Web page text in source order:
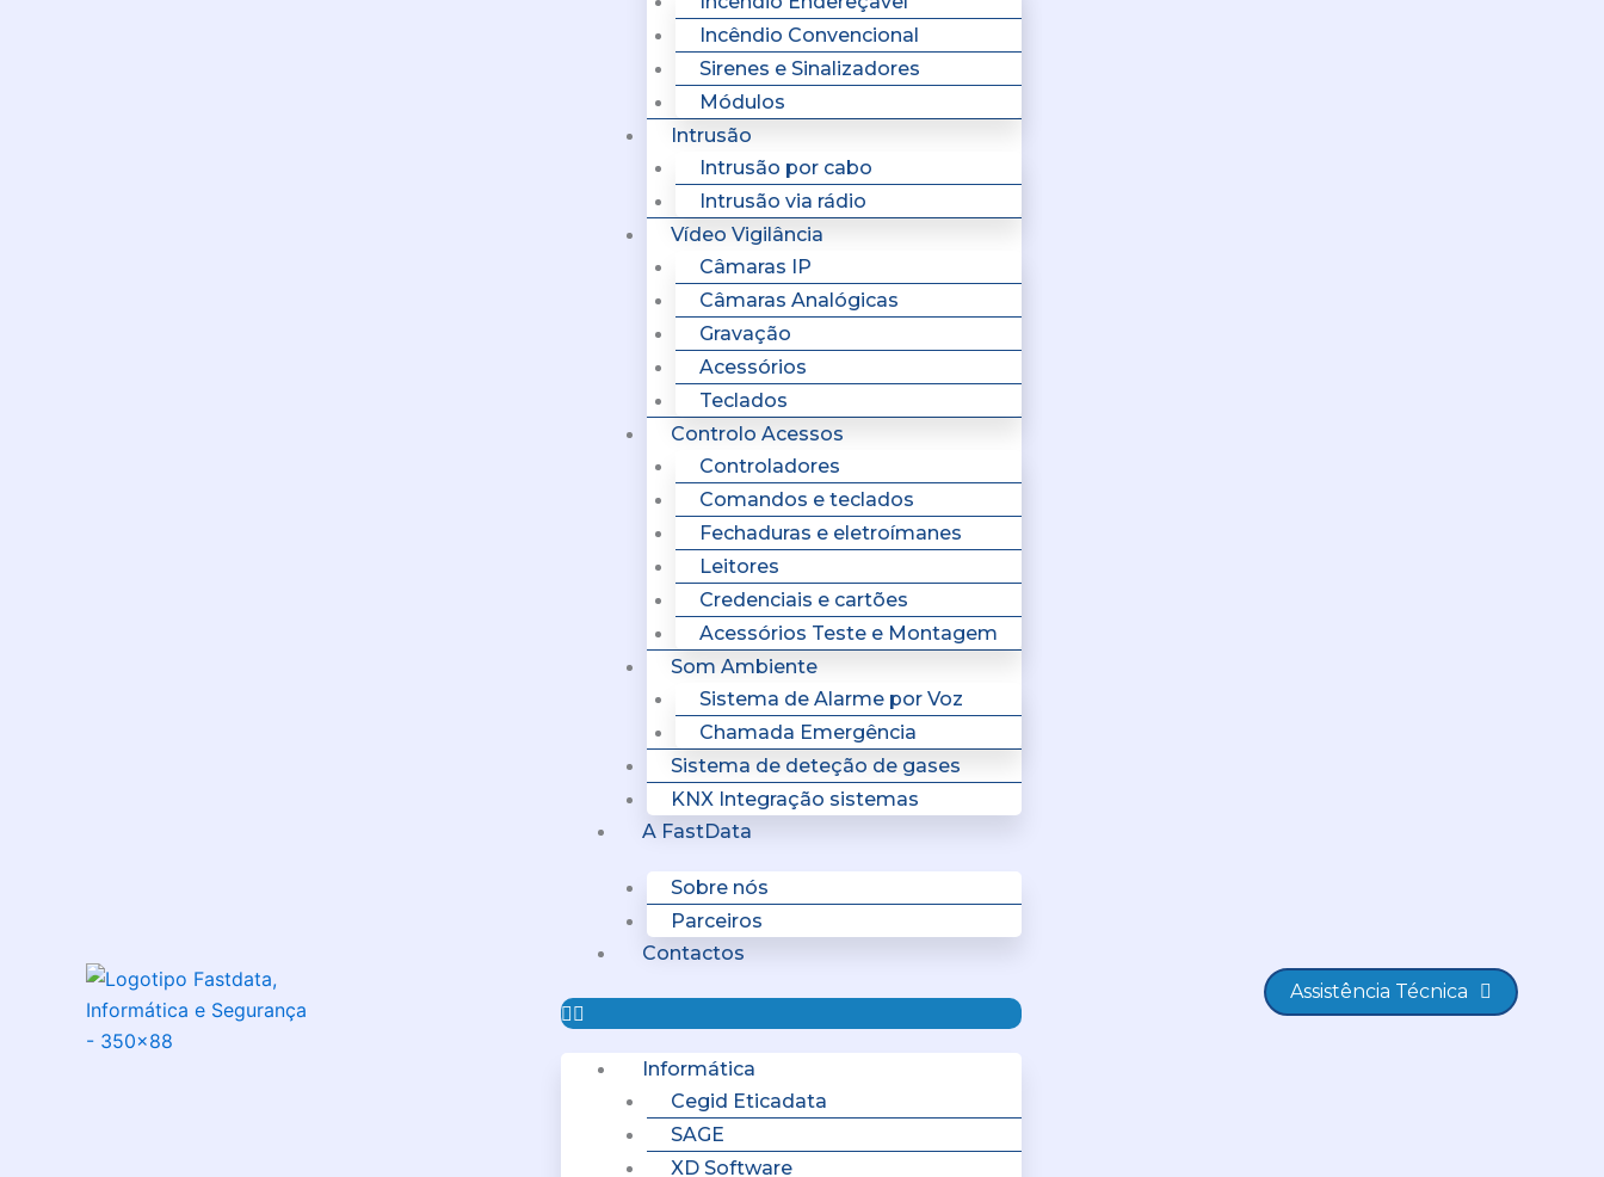
Incêndio Convencional
Sirenes e Sinalizadores
Módulos
Intrusão
Intrusão por cabo
Intrusão via rádio
Vídeo Vigilância
Câmaras IP
Câmaras Analógicas
Gravação
Acessórios
Teclados
Controlo Acessos
Controladores
Comandos e teclados
Fechaduras e eletroímanes
Leitores
Credenciais e cartões
Acessórios Teste e Montagem
Som Ambiente
Sistema de Alarme por Voz
Chamada Emergência
Sistema de deteção de gases
KNX Integração sistemas
A FastData
Sobre nós
Parceiros
Contactos
Informática
Cegid Eticadata
SAGE
XD Software
Assistência Técnica